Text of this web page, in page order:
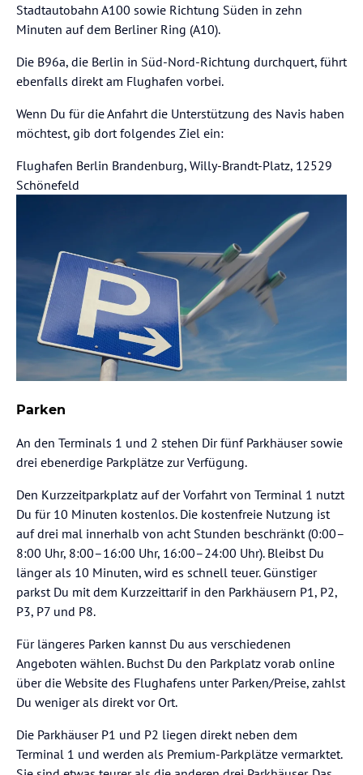
Stadtautobahn A100 sowie Richtung Süden in zehn
Minuten auf dem Berliner Ring (A10).
Die B96a, die Berlin in Süd-Nord-Richtung durchquert, führt
ebenfalls direkt am Flughafen vorbei.
Wenn Du für die Anfahrt die Unterstützung des Navis haben
möchtest, gib dort folgendes Ziel ein:
Flughafen Berlin Brandenburg, Willy-Brandt-Platz, 12529
Schönefeld
Parken
An den Terminals 1 und 2 stehen Dir fünf Parkhäuser sowie
drei ebenerdige Parkplätze zur Verfügung.
Den Kurzzeitparkplatz auf der Vorfahrt von Terminal 1 nutzt
Du für 10 Minuten kostenlos. Die kostenfreie Nutzung ist
auf drei mal innerhalb von acht Stunden beschränkt (0:00–
8:00 Uhr, 8:00–16:00 Uhr, 16:00–24:00 Uhr). Bleibst Du
länger als 10 Minuten, wird es schnell teuer. Günstiger
parkst Du mit dem Kurzzeittarif in den Parkhäusern P1, P2,
P3, P7 und P8.
Für längeres Parken kannst Du aus verschiedenen
Angeboten wählen. Buchst Du den Parkplatz vorab online
über die Website des Flughafens unter Parken/Preise, zahlst
Du weniger als direkt vor Ort.
Die Parkhäuser P1 und P2 liegen direkt neben dem
Terminal 1 und werden als Premium-Parkplätze vermarktet.